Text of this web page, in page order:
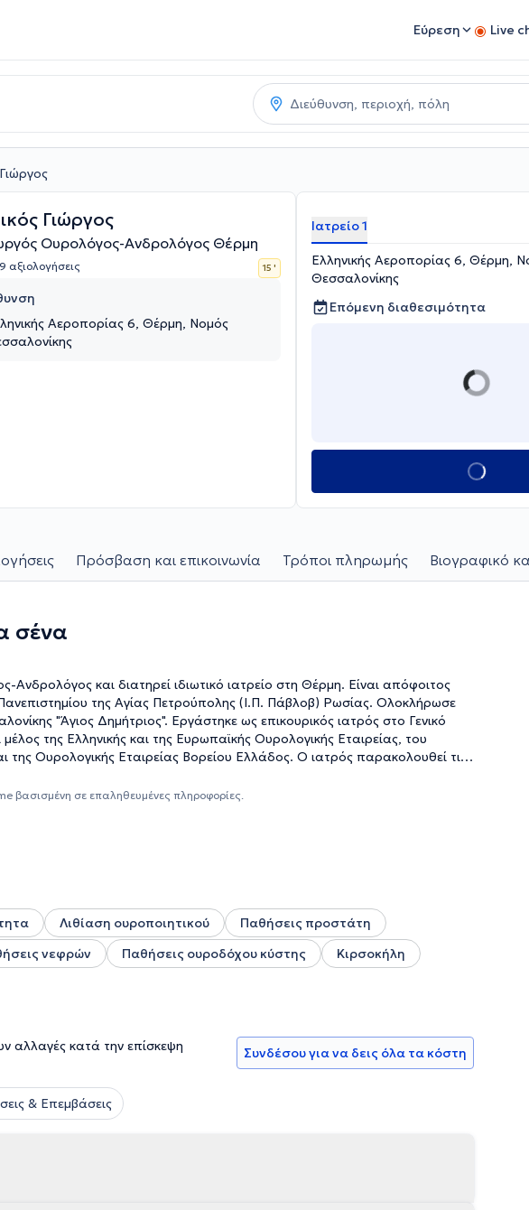
Εύρεση Live
Γιώργος
Ουρολόγος-Ανδρολόγος Θέρμη
αξιολογήσεις 15 '
Αεροπορίας 6, Θέρμη, Νομός
Ιατρείο 1
Ελληνικής Αεροπορίας 6, Θέρμη,
Θεσσαλονίκης
Επόμενη διαθεσιμότητα
Πρόσβαση και επικοινωνία Τρόποι πληρωμής Βιογραφικό
σένα
Ανδρολόγος και διατηρεί ιδιωτικό ιατρείο στη Θέρμη. Είναι απόφοιτος
της Αγίας Πετρούπολης (Ι.Π. Πάβλοβ) Ρωσίας. Ολοκλήρωσε
"Άγιος Δημήτριος". Εργάστηκε ως επικουρικός ιατρός στο Γενικό
της Ελληνικής και της Ευρωπαϊκής Ουρολογικής Εταιρείας, του
της Ουρολογικής Εταιρείας Βορείου Ελλάδος. Ο ιατρός παρακολουθεί τις
την λιθίαση του ουροποιητικού, τις παθήσεις του προστάτη, της
βασισμένη σε επαληθευμένες πληροφορίες.
Λιθίαση ουροποιητικού
Παθήσεις προστάτη
νεφρών Παθήσεις ουροδόχου κύστης
Κιρσοκήλη
αλλαγές κατά την επίσκεψη
Συνδέσου για να δεις όλα τα κόστη
& Επεμβάσεις